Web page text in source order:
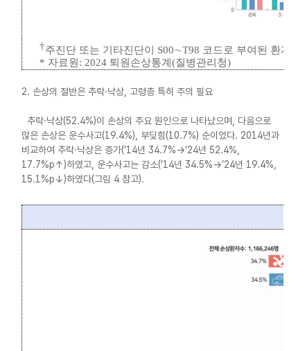
†주진단 또는 기타진단이 S00∼T98 코드로 부여된 환자
* 자료원 : 2024 퇴원손상통계(질병관리청)
2. 손상의 절반은 추락·낙상, 고령층 특히 주의 필요
추락·낙상(52.4%)이 손상의 주요 원인으로 나타났으며, 다음으로
많은 손상은 운수사고(19.4%), 부딪힘(10.7%) 순이었다. 2014년과
비교하여 추락·낙상은 증가(’14년 34.7%→’24년 52.4%,
17.7%p↑)하였고, 운수사고는 감소(’14년 34.5%→’24년 19.4%,
15.1%p↓)하였다(그림 4 참고).